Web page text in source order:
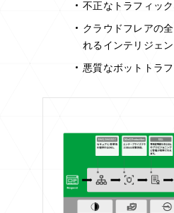
不正なトラフィッ
クラウドフレアの
れるインテリジェ
悪質なボットトラ